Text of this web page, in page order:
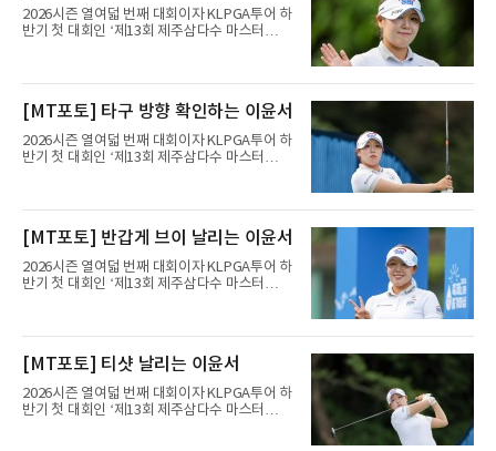
2026시즌 열여덟 번째 대회이자 KLPGA투어 하
반기 첫 대회인 ‘제13회 제주삼다수 마스터
트(파72/6,767야드)에서 열리고 있다.7일 현재
2라운드 경기가 펼쳐지고 있다.이윤서(SBI)가 1
번 홀에서 경기하고 있다.
[MT포토] 타구 방향 확인하는 이윤서
2026시즌 열여덟 번째 대회이자 KLPGA투어 하
반기 첫 대회인 ‘제13회 제주삼다수 마스터
트(파72/6,767야드)에서 열리고 있다.7일 현재
2라운드 경기가 펼쳐지고 있다.이윤서(SBI)가 1
번 홀에서 경기하고 있다.
[MT포토] 반갑게 브이 날리는 이윤서
2026시즌 열여덟 번째 대회이자 KLPGA투어 하
반기 첫 대회인 ‘제13회 제주삼다수 마스터
트(파72/6,767야드)에서 열리고 있다.7일 현재
2라운드 경기가 펼쳐지고 있다.이윤서(SBI)가 1
번 홀에서 경기하고 있다.
[MT포토] 티샷 날리는 이윤서
2026시즌 열여덟 번째 대회이자 KLPGA투어 하
반기 첫 대회인 ‘제13회 제주삼다수 마스터